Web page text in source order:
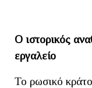
Ο ιστορικός
εργαλείο
Το ρωσικό